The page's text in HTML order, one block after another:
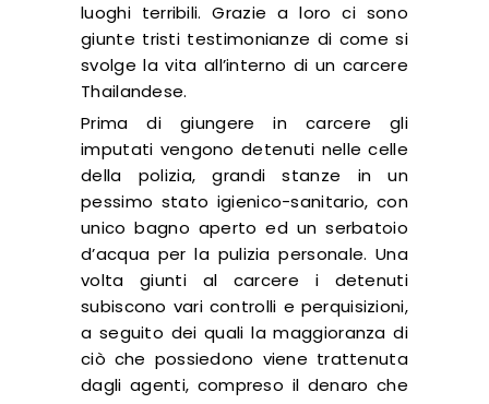
luoghi terribili. Grazie a loro ci sono
giunte tristi testimonianze di come si
svolge la vita all’interno di un carcere
Thailandese.
Prima di giungere in carcere gli
imputati vengono detenuti nelle celle
della polizia, grandi stanze in un
pessimo stato igienico-sanitario, con
unico bagno aperto ed un serbatoio
d’acqua per la pulizia personale. Una
volta giunti al carcere i detenuti
subiscono vari controlli e perquisizioni,
a seguito dei quali la maggioranza di
ciò che possiedono viene trattenuta
dagli agenti, compreso il denaro che